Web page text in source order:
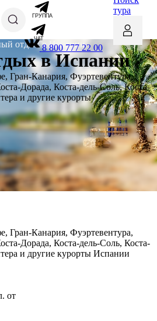
ГРУППА
ЧАТ
8 800 777 22 00
тура
отдых в Испании
в Испании
Гран-Канария, Фуэртевентура,
Дорада, Коста-дель-Соль, Коста-
и другие курорты
Гран-Канария, Фуэртевентура,
Дорада, Коста-дель-Соль, Коста-
и другие курорты Испании
от